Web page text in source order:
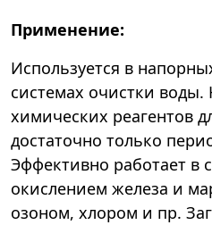
Применение:
Используется в
системах очистки воды.
химических реагентов
достаточно только
Эффективно работает в
окислением железа и
озоном, хлором и пр.